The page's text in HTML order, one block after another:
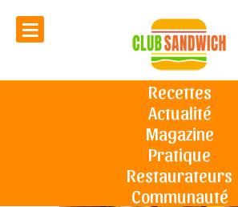
≡
Recettes
Actualité
Magazine
Pratique
Restaurateurs
Communauté
L'actu du sandwich Le plus gros
Le plus gros burger
Le 08/10/2009